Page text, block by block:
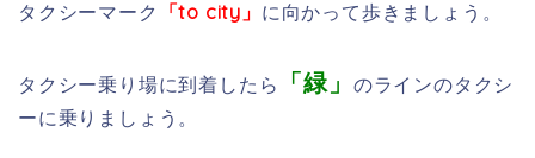
タクシーマーク 「to city」 に向かって歩きましょう。
タクシー乗り場に到着したら 「緑」 のラインのタクシ
ーに乗りましょう。